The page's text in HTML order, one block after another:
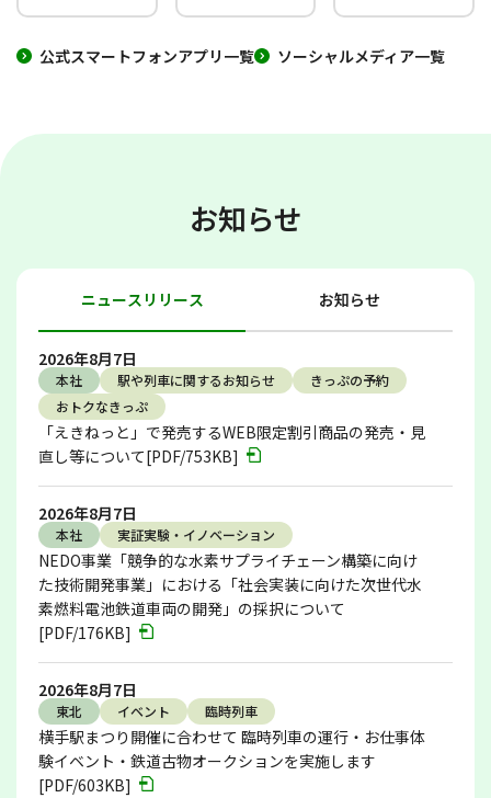
公式スマートフォンアプリ一覧 ソーシャルメディア一覧
お知らせ
ニュースリリース お知らせ
2026年8月7日
本社 駅や列車に関するお知らせ
きっぷの予約
おトクなきっぷ
「えきねっと」で発売するWEB限定割引商品の発売・見
直し等について[PDF/753KB]
2026年8月7日
本社 実証実験・イノベーション
NEDO事業「競争的な水素サプライチェーン構築に向け
た技術開発事業」における「社会実装に向けた次世代水
素燃料電池鉄道車両の開発」の採択について
[PDF/176KB]
2026年8月7日
東北 イベント 臨時列車
横手駅まつり開催に合わせて 臨時列車の運行・お仕事体
験イベント・鉄道古物オークションを実施します
[PDF/603KB]